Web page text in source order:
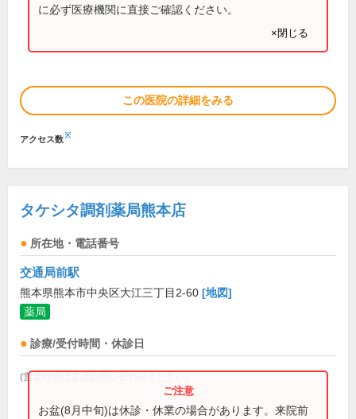
に必ず医療機関に直接ご確認ください。
×閉じる
この医院の詳細をみる
アクセス数※
タケシタ調剤薬局熊本店
所在地・電話番号
交通局前駅
熊本県熊本市中央区大江三丁目2-60 [地図]
薬局
診療/受付時間・休診日
(営業時間は直接お問い合わせください)
お盆(8月中旬)は休診・休業の場合があります。来院前